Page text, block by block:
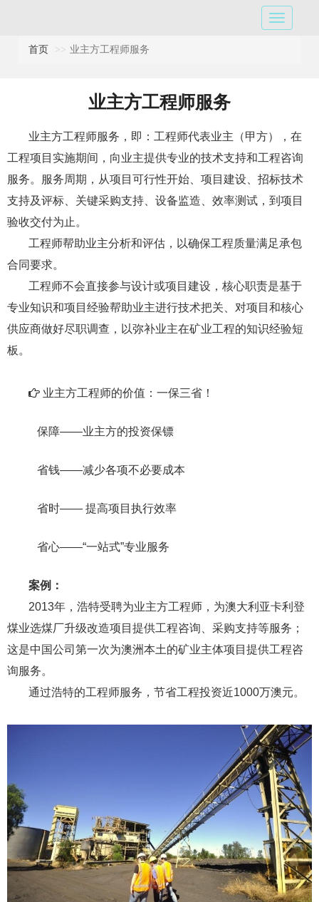
首页 业主方工程师服务
业主方工程师服务
业主方工程师服务，即：工程师代表业主（甲方），在
工程项目实施期间，向业主提供专业的技术支持和工程咨询
服务。服务周期，从项目可行性开始、项目建设、招标技术
支持及评标、关键采购支持、设备监造、效率测试，到项目
验收交付为止。
工程师帮助业主分析和评估，以确保工程质量满足承包
合同要求。
工程师不会直接参与设计或项目建设，核心职责是基于
专业知识和项目经验帮助业主进行技术把关、对项目和核心
供应商做好尽职调查，以弥补业主在矿业工程的知识经验短
板。
业主方工程师的价值：一保三省！
保障——业主方的投资保镖
省钱——减少各项不必要成本
省时—— 提高项目执行效率
省心——“一站式”专业服务
案例：
2013年，浩特受聘为业主方工程师，为澳大利亚卡利登
煤业选煤厂升级改造项目提供工程咨询、采购支持等服务；
这是中国公司第一次为澳洲本土的矿业主体项目提供工程咨
询服务。
通过浩特的工程师服务，节省工程投资近1000万澳元。